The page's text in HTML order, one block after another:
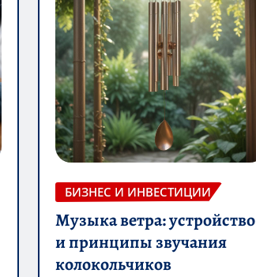
БИЗНЕС И ИНВЕСТИЦИИ
Музыка ветра: устройство
и принципы звучания
колокольчиков